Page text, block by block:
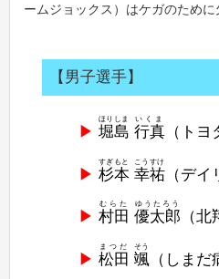
ームジョックス）はケガのために
【男子選手】
堀島
ほりしま
行真
いくま
（トヨ
杉本
すぎもと
幸祐
こうすけ
（デイ
村田
むらた
優太郎
ゆうたろう
（
松田
まつだ
颯
そう
（しまだ